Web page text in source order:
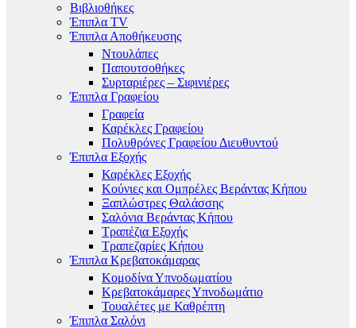
Βιβλιοθήκες
Έπιπλα TV
Έπιπλα Αποθήκευσης
Ντουλάπες
Παπουτσοθήκες
Συρταριέρες – Σιφινιέρες
Έπιπλα Γραφείου
Γραφεία
Καρέκλες Γραφείου
Πολυθρόνες Γραφείου Διευθυντού
Έπιπλα Εξοχής
Καρέκλες Εξοχής
Κούνιες και Ομπρέλες Βεράντας Κήπου
Ξαπλώστρες Θαλάσσης
Σαλόνια Βεράντας Κήπου
Τραπέζια Εξοχής
Τραπεζαρίες Κήπου
Έπιπλα Κρεβατοκάμαρας
Κομοδίνα Υπνοδωματίου
Κρεβατοκάμαρες Υπνοδωμάτιο
Τουαλέτες με Καθρέπτη
Έπιπλα Σαλόνι